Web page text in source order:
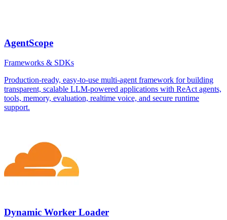
AgentScope
Frameworks & SDKs
Production-ready, easy-to-use multi-agent framework for building
transparent, scalable LLM-powered applications with ReAct agents,
tools, memory, evaluation, realtime voice, and secure runtime
support.
Dynamic Worker Loader